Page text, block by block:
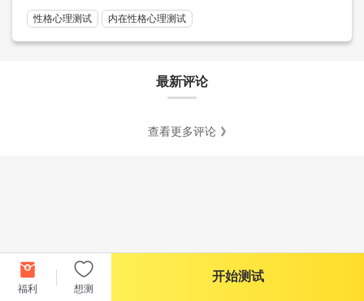
性格心理测试 内在性格心理测试
最新评论
查看更多评论
福利 想测
开始测试